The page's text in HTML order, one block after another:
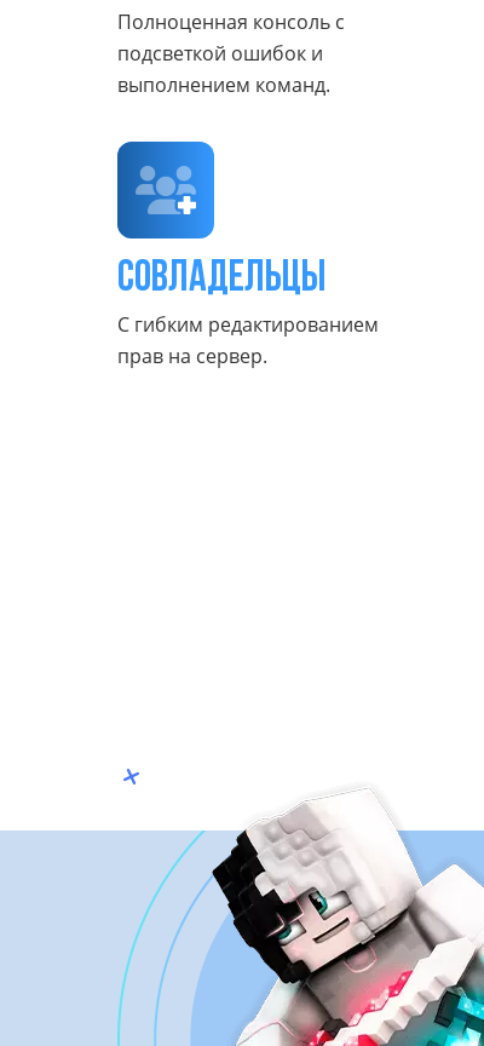
Полноценная консоль с
подсветкой ошибок и
выполнением команд.
Совладельцы
С гибким редактированием
прав на сервер.